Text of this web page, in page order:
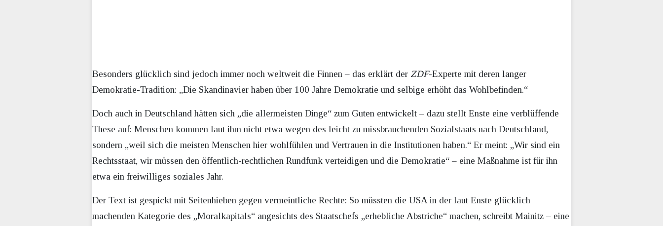
Besonders glücklich sind jedoch immer noch weltweit die Finnen – das erklärt der ZDF-Experte mit deren langer
Demokratie-Tradition: „Die Skandinavier haben über 100 Jahre Demokratie und selbige erhöht das Wohlbefinden.“
Doch auch in Deutschland hätten sich „die allermeisten Dinge“ zum Guten entwickelt – dazu stellt Enste eine verblüffende
These auf: Menschen kommen laut ihm nicht etwa wegen des leicht zu missbrauchenden Sozialstaats nach Deutschland,
sondern „weil sich die meisten Menschen hier wohlfühlen und Vertrauen in die Institutionen haben.“ Er meint: „Wir sind ein
Rechtsstaat, wir müssen den öffentlich-rechtlichen Rundfunk verteidigen und die Demokratie“ – eine Maßnahme ist für ihn
etwa ein freiwilliges soziales Jahr.
Der Text ist gespickt mit Seitenhieben gegen vermeintliche Rechte: So müssten die USA in der laut Enste glücklich
machenden Kategorie des „Moralkapitals“ angesichts des Staatschefs „erhebliche Abstriche“ machen, schreibt Mainitz – eine